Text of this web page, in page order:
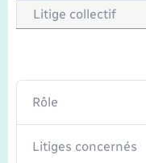
Litige collectif
Rôle
Litiges concernés